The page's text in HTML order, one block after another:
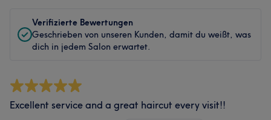
Verifizierte Bewertungen
Geschrieben von unseren Kunden, damit du weißt, was
dich in jedem Salon erwartet.
Excellent service and a great haircut every visit!!